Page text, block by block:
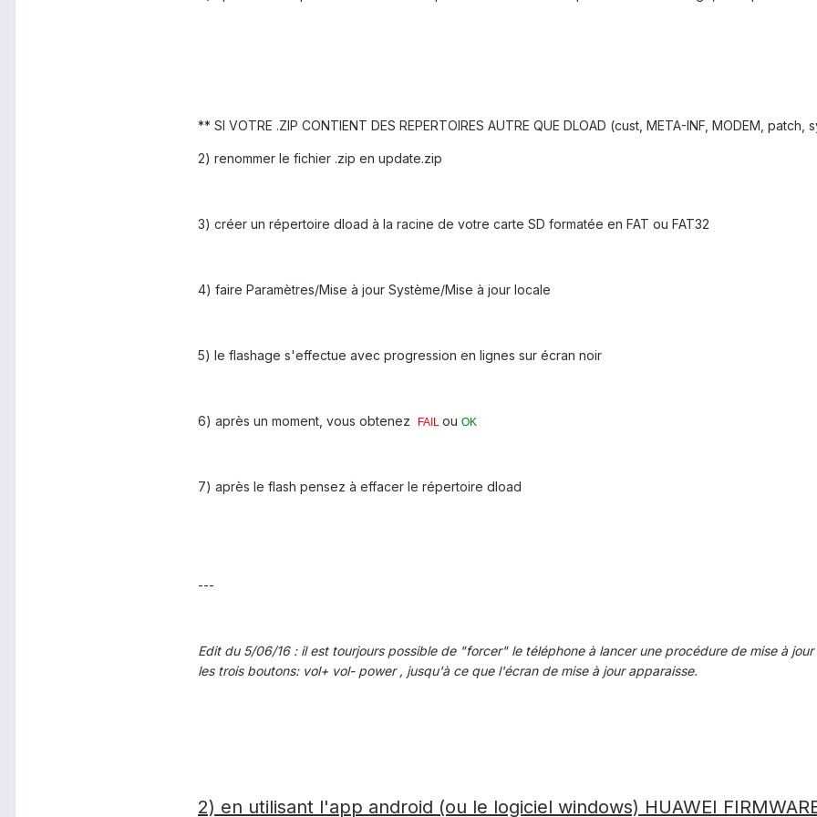
** SI VOTRE .ZIP CONTIENT DES REPERTOIRES AUTRE QUE DLOAD (cust, META-INF, MODEM, patch,
2) renommer le fichier .zip en update.zip
3) créer un répertoire dload à la racine de votre carte SD formatée en FAT ou FAT32
4) faire Paramètres/Mise à jour Système/Mise à jour locale
5) le flashage s'effectue avec progression en lignes sur écran noir
6) après un moment, vous obtenez FAIL ou OK
7) après le flash pensez à effacer le répertoire dload
---
Edit du 5/06/16 : il est tourjours possible de "forcer" le téléphone à lancer une procédure de mise à
les trois boutons: vol+ vol- power , jusqu'à ce que l'écran de mise à jour apparaisse.
2) en utilisant l'app android (ou le logiciel windows) HUAWEI